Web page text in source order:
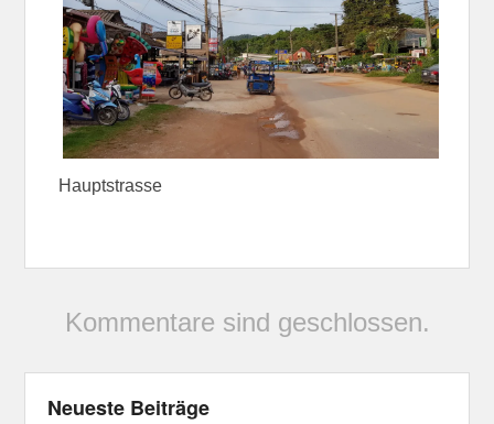
Hauptstrasse
Kommentare sind geschlossen.
Neueste Beiträge